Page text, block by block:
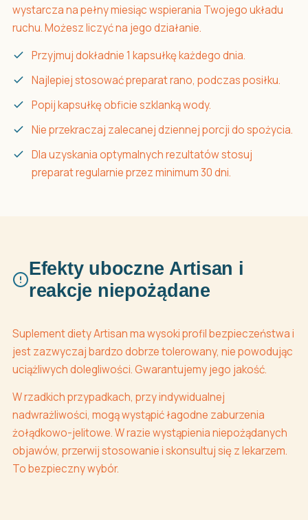
wystarcza na pełny miesiąc wspierania Twojego układu
ruchu. Możesz liczyć na jego działanie.
Przyjmuj dokładnie 1 kapsułkę każdego dnia.
Najlepiej stosować preparat rano, podczas posiłku.
Popij kapsułkę obficie szklanką wody.
Nie przekraczaj zalecanej dziennej porcji do spożycia.
Dla uzyskania optymalnych rezultatów stosuj
preparat regularnie przez minimum 30 dni.
Efekty uboczne Artisan i
reakcje niepożądane
Suplement diety Artisan ma wysoki profil bezpieczeństwa i
jest zazwyczaj bardzo dobrze tolerowany, nie powodując
uciążliwych dolegliwości. Gwarantujemy jego jakość.
W rzadkich przypadkach, przy indywidualnej
nadwrażliwości, mogą wystąpić łagodne zaburzenia
żołądkowo-jelitowe. W razie wystąpienia niepożądanych
objawów, przerwij stosowanie i skonsultuj się z lekarzem.
To bezpieczny wybór.